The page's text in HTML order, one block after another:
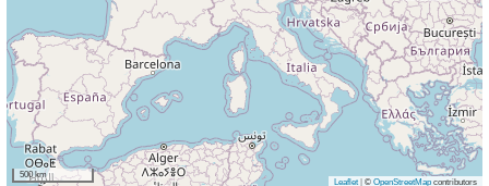
500 km
Leaflet © OpenStreetMap contributors